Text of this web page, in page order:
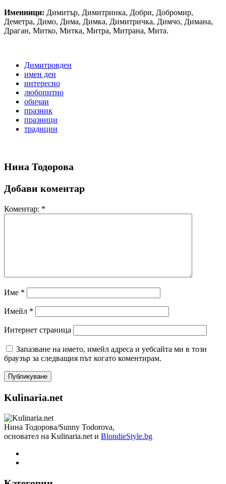
Именници: Димитър, Димитринка, Добри, Добромир,
Деметра, Димо, Дима, Димка, Димитричка, Димчо, Димана,
Драган, Митко, Митка, Митра, Митрана, Мита.
Димитровден
имен ден
интересно
любопитно
обичаи
празник
празници
традиции
Нина Тодорова
Добави коментар
Коментар: *
Име *
Имейл *
Интернет страница
Запазване на името, имейл адреса и уебсайта ми в този
браузър за следващия път когато коментирам.
Kulinaria.net
Нина Тодорова/Sunny Todorova,
основател на Kulinaria.net и BlondieStyle.bg